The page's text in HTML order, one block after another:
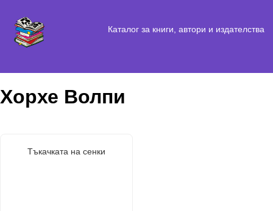
Каталог за книги, автори и издателства
Хорхе Волпи
Тъкачката на сенки